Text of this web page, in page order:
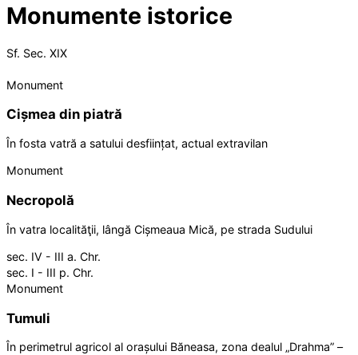
Monumente istorice
Sf. Sec. XIX
Monument
Cișmea din piatră
În fosta vatră a satului desființat, actual extravilan
Monument
Necropolă
În vatra localităţii, lângă Cișmeaua Mică, pe strada Sudului
sec. IV - III a. Chr.
sec. I - III p. Chr.
Monument
Tumuli
În perimetrul agricol al orașului Băneasa, zona dealul „Drahma” –